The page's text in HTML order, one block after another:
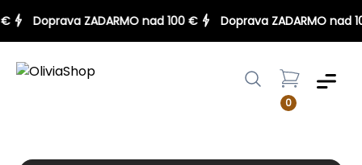
€ Doprava ZADARMO nad 100 € Doprava ZADARMO
0
Menu